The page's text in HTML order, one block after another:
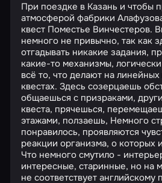
При поездке в Казань и чтобы
атмосферой фабрики
квест Поместье Винчестеров.
немного не привычно, так как
отгадывать никакие задания,
какие-то механизмы,
всё то, что делают на
квестах. Здесь созерцаешь
общаешься с призраками,
квеста, прячешься,
этажами, ползаешь, Немного
понравилось, проявляются
реакции организма, о которых
Что немного смутило -
интересные, старинные, но на
не соответствует